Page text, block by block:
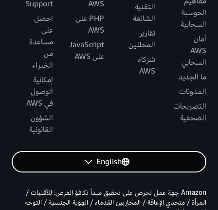
الحوسبة
السحابية
أمان
AWS
السحابي
ما الجديد
المدونات
التصريحات
الصحفية
التقنية
الشائعة
تقارير
المحللين
شركاء
AWS
AWS
PHP على
AWS
JavaScript
على AWS
Support
احصل
على
مساعدة
من
الخبراء
إمكانية
الوصول
في AWS
الشؤون
القانونية
English
Amazon جهة عمل تحرص على تحقيق مبدأ تكافؤ الفرص: للأقليات /
المرأة / متحدي الإعاقة / المحاربين القدماء / الهوية الجنسية / التوجه